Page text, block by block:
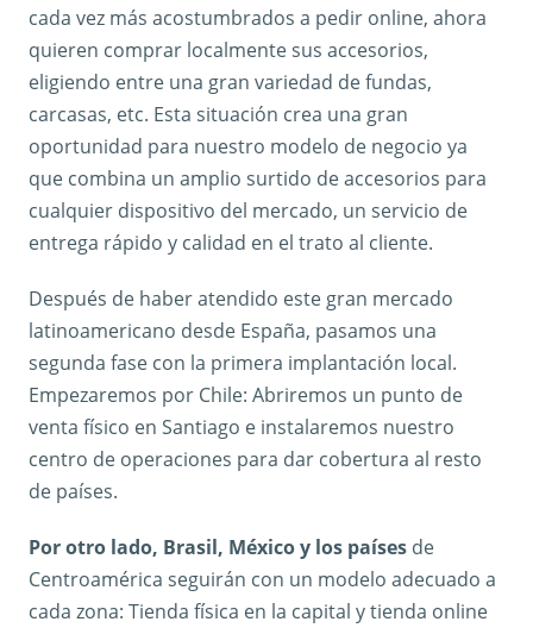
cada vez más acostumbrados a pedir online, ahora
quieren comprar localmente sus accesorios,
eligiendo entre una gran variedad de fundas,
carcasas, etc. Esta situación crea una gran
oportunidad para nuestro modelo de negocio ya
que combina un amplio surtido de accesorios para
cualquier dispositivo del mercado, un servicio de
entrega rápido y calidad en el trato al cliente.
Después de haber atendido este gran mercado
latinoamericano desde España, pasamos una
segunda fase con la primera implantación local.
Empezaremos por Chile: Abriremos un punto de
venta físico en Santiago e instalaremos nuestro
centro de operaciones para dar cobertura al resto
de países.
Por otro lado, Brasil, México y los países de
Centroamérica seguirán con un modelo adecuado a
cada zona: Tienda física en la capital y tienda online